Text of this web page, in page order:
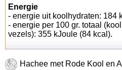
Energie
- energie uit koolhydraten: 184
- energie per 100 gr. totaal
vezels): 355 kJoule (84 kcal).
Hachee met Rode Kool en